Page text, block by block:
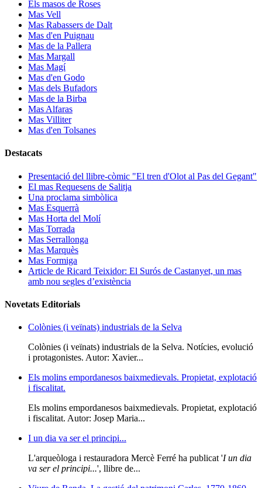
Els masos de Roses
Mas Vell
Mas Rabassers de Dalt
Mas d'en Puignau
Mas de la Pallera
Mas Margall
Mas Magí
Mas d'en Godo
Mas dels Bufadors
Mas de la Birba
Mas Alfaras
Mas Villiter
Mas d'en Tolsanes
Destacats
Presentació del llibre-còmic "El tren d'Olot al Pas del Gegant"
El mas Requesens de Salitja
Una proclama simbòlica
Mas Esquerrà
Mas Horta del Molí
Mas Torrada
Mas Serrallonga
Mas Marquès
Mas Formiga
Article de Ricard Teixidor: El Surós de Castanyet, un mas
amb nou segles d’existència
Novetats Editorials
Colònies (i veïnats) industrials de la Selva
Colònies (i veïnats) industrials de la Selva. Notícies, evolució
i protagonistes. Autor: Xavier...
Els molins empordanesos baixmedievals. Propietat, explotació
i fiscalitat.
Els molins empordanesos baixmedievals. Propietat, explotació
i fiscalitat. Autor: Josep Maria...
I un dia va ser el principi...
L'arqueòloga i restauradora Mercè Ferré ha publicat 'I un dia
va ser el principi...', llibre de...